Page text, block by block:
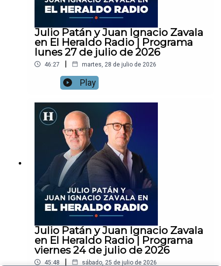
Julio Patán y Juan Ignacio Zavala
en El Heraldo Radio | Programa
lunes 27 de julio de 2026
46:27 | martes, 28 de julio de 2026
Play
Julio Patán y Juan Ignacio Zavala
en El Heraldo Radio | Programa
viernes 24 de julio de 2026
45:48 | sábado, 25 de julio de 2026